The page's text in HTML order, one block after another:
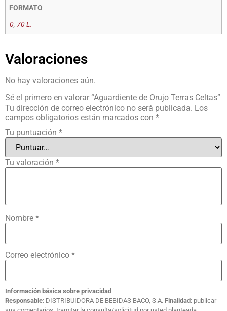
FORMATO
0, 70 L.
Valoraciones
No hay valoraciones aún.
Sé el primero en valorar “Aguardiente de Orujo Terras Celtas”
Tu dirección de correo electrónico no será publicada. Los
campos obligatorios están marcados con *
Tu puntuación *
Tu valoración *
Nombre *
Correo electrónico *
Información básica sobre privacidad
Responsable: DISTRIBUIDORA DE BEBIDAS BACO, S.A. Finalidad: publicar